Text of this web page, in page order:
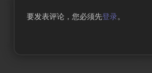
要发表评论，您必须先登录。